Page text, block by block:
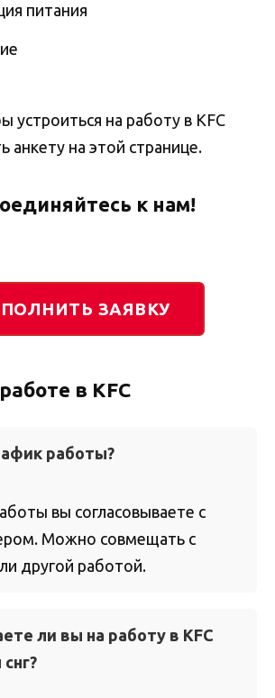
питания
устроиться на работу в KFC
анкету на этой странице.
к нам!
ЗАЯВКУ
в KFC
работы?
вы согласовываете с
Можно совмещать с
другой работой.
ли вы на работу в KFC